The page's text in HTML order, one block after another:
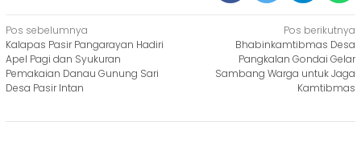
Navigasi
pos
Pos sebelumnya
Kalapas Pasir Pangarayan Hadiri
Apel Pagi dan Syukuran
Pemakaian Danau Gunung Sari
Desa Pasir Intan
Pos berikutnya
Bhabinkamtibmas Desa
Pangkalan Gondai Gelar
Sambang Warga untuk Jaga
Kamtibmas